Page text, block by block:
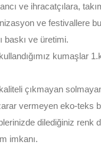
ve ihracatçılara,
ve festivallere
baskı ve üretimi.
kumaşlar
çıkmayan
vermeyen eko-teks
dilediğiniz renk
imkanı.